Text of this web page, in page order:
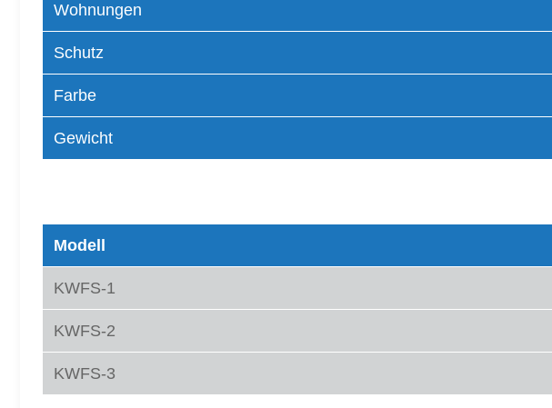
Wohnungen
Schutz
Farbe
Gewicht
Modell
KWFS-1
KWFS-2
KWFS-3